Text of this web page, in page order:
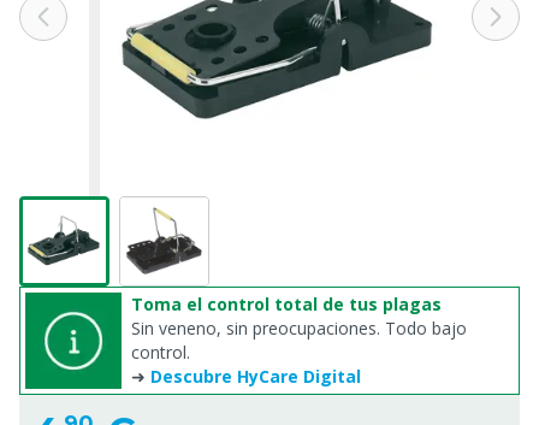
Toma el control total de tus plagas
Sin veneno, sin preocupaciones. Todo bajo
control.
➜ Descubre HyCare Digital